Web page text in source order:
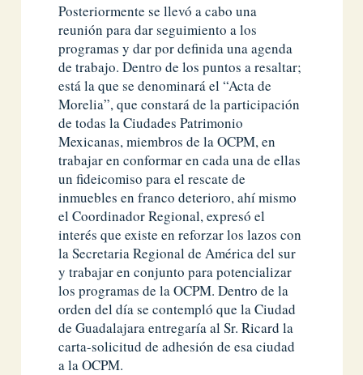
Posteriormente se llevó a cabo una
reunión para dar seguimiento a los
programas y dar por definida una agenda
de trabajo. Dentro de los puntos a resaltar;
está la que se denominará el “Acta de
Morelia”, que constará de la participación
de todas la Ciudades Patrimonio
Mexicanas, miembros de la OCPM, en
trabajar en conformar en cada una de ellas
un fideicomiso para el rescate de
inmuebles en franco deterioro, ahí mismo
el Coordinador Regional, expresó el
interés que existe en reforzar los lazos con
la Secretaria Regional de América del sur
y trabajar en conjunto para potencializar
los programas de la OCPM. Dentro de la
orden del día se contempló que la Ciudad
de Guadalajara entregaría al Sr. Ricard la
carta-solicitud de adhesión de esa ciudad
a la OCPM.